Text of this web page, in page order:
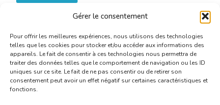
Gérer le consentement
Pour offrir les meilleures expériences, nous utilisons des technologies
telles que les cookies pour stocker et/ou accéder aux informations des
appareils. Le fait de consentir à ces technologies nous permettra de
traiter des données telles que le comportement de navigation ou les ID
uniques sur ce site. Le fait de ne pas consentir ou de retirer son
consentement peut avoir un effet négatif sur certaines caractéristiques et
fonctions.